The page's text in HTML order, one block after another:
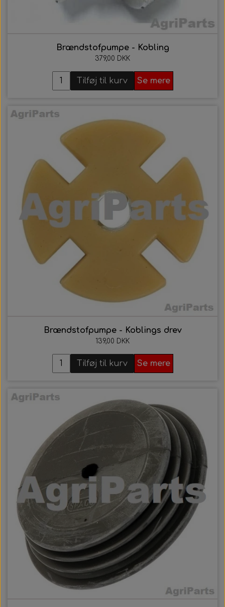
Brændstofpumpe - Kobling
379,00 DKK
Tilføj til kurv Se mere
Brændstofpumpe - Koblings drev
139,00 DKK
Tilføj til kurv Se mere